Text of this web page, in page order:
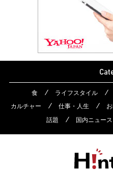
食 ライフスタイル
カルチャー
仕事・人生
話題
国内ニュース